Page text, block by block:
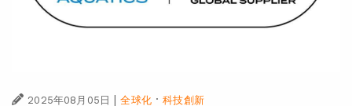
2025年08月05日 | 全球化·科技創新